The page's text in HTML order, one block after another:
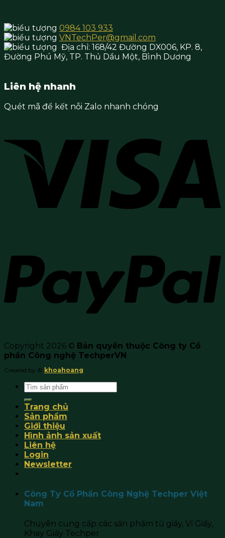
0984 103 933
VNTechPer@gmail.com
Địa chỉ: 168/42 Đường DX006, KP. 8,
Đường Phú Mỹ, TP. Thủ Dầu Một, Bình Dương
Liên hệ nhanh
Quét mã để kết nỗi Zalo nhanh chóng
Copyright 2026 © Bản quyền thuộc Công ty Cổ
phần Công nghệ TechperVN
Created by © khoahoang
Search
for:
Trang chủ
Sản phẩm
Giới thiệu
Hình ảnh sản xuất
Liên hệ
Login
Newsletter
Công Ty Cổ Phần Công Nghệ Techper Việt
Nam
Chuyên cung cấp các sản phẩm từ giấy, Vỉ Giấy,
Khay Giấy Techper